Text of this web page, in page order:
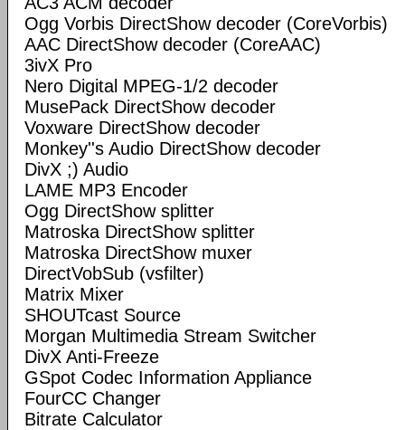
Ogg Vorbis DirectShow decoder (CoreVorbis)
AAC DirectShow decoder (CoreAAC)
3ivX Pro
Nero Digital MPEG-1/2 decoder
MusePack DirectShow decoder
Voxware DirectShow decoder
Monkey''s Audio DirectShow decoder
DivX ;) Audio
LAME MP3 Encoder
Ogg DirectShow splitter
Matroska DirectShow splitter
Matroska DirectShow muxer
DirectVobSub (vsfilter)
Matrix Mixer
SHOUTcast Source
Morgan Multimedia Stream Switcher
DivX Anti-Freeze
GSpot Codec Information Appliance
FourCC Changer
Bitrate Calculator